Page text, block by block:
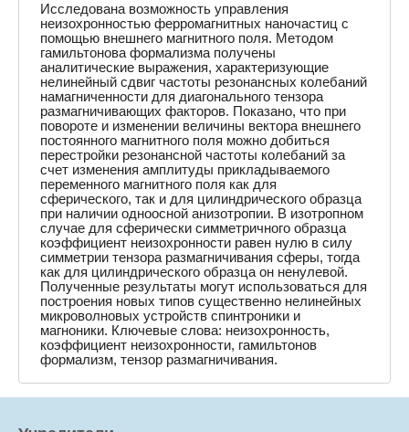
Исследована возможность управления
неизохронностью ферромагнитных наночастиц с
помощью внешнего магнитного поля. Методом
гамильтонова формализма получены
аналитические выражения, характеризующие
нелинейный сдвиг частоты резонансных колебаний
намагниченности для диагонального тензора
размагничивающих факторов. Показано, что при
повороте и изменении величины вектора внешнего
постоянного магнитного поля можно добиться
перестройки резонансной частоты колебаний за
счет изменения амплитуды прикладываемого
переменного магнитного поля как для
сферического, так и для цилиндрического образца
при наличии одноосной анизотропии. В изотропном
случае для сферически симметричного образца
коэффициент неизохронности равен нулю в силу
симметрии тензора размагничивания сферы, тогда
как для цилиндрического образца он ненулевой.
Полученные результаты могут использоваться для
построения новых типов существенно нелинейных
микроволновых устройств спинтроники и
магноники. Ключевые слова: неизохронность,
коэффициент неизохронности, гамильтонов
формализм, тензор размагничивания.